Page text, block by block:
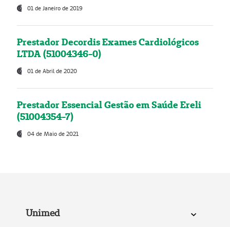
01 de Janeiro de 2019
Prestador Decordis Exames Cardiológicos
LTDA (51004346-0)
01 de Abril de 2020
Prestador Essencial Gestão em Saúde Ereli
(51004354-7)
04 de Maio de 2021
Unimed